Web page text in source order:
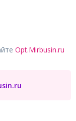
Opt.Mirbusin.ru